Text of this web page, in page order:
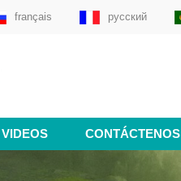
français русский
VIDEOS CONTÁCTENOS